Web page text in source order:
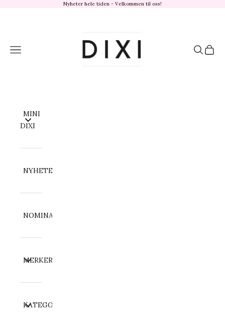
Nyheter hele tiden - Velkommen til oss!
Meny Søk
MINI
DIXI
NYHETER
NOMINATION
MERKER
KATEGORI